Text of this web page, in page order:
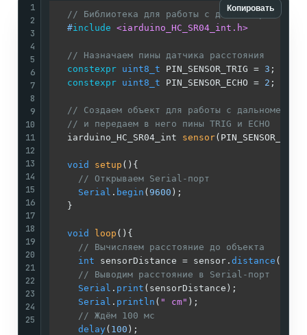
Копировать
1
2
3
4
5
6
7
8
9
10
11
12
13
14
15
16
17
18
19
20
21
22
23
24
25
// Библиотека для работы с дальномером
#include <iarduino_HC_SR04_int.h>
// Назначаем пины датчика расстояния
constexpr uint8_t PIN_SENSOR_TRIG = 3 ;
constexpr uint8_t PIN_SENSOR_ECHO = 2 ;
// Создаем объект для работы с дальномером
// и передаем в него пины TRIG и ECHO
iarduino_HC_SR04_int sensor
void setup () {
// Открываем Serial-порт
Serial . begin ( 9600 );
  }
void loop () {
// Вычисляем расстояние до объекта
int sensorDistance = sensor. distance ();
// Выводим расстояние в Serial-порт
Serial . print (sensorDistance);
Serial . println ( " cm" );
// Ждём 100 мс
delay( 100 );